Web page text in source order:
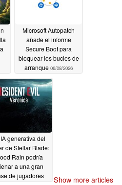
Microsoft Autopatch
añade el informe
Secure Boot para
bloquear los bucles de
arranque 06/08/2026
generativa del
de Stellar Blade:
Rain podría
a una gran
de jugadores
Show more articles